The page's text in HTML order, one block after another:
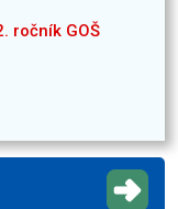
ročník GOŠ